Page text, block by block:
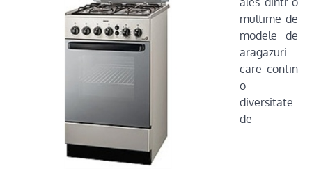
multime de
modele de
aragazuri
care contin
o
diversitate
de